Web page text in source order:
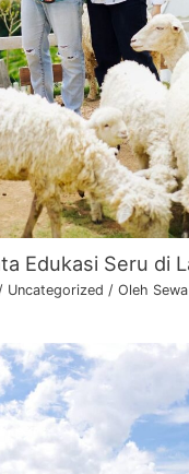
Edukasi Seru di
/ Uncategorized / Oleh